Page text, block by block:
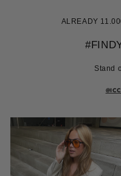
ALREADY
Stand